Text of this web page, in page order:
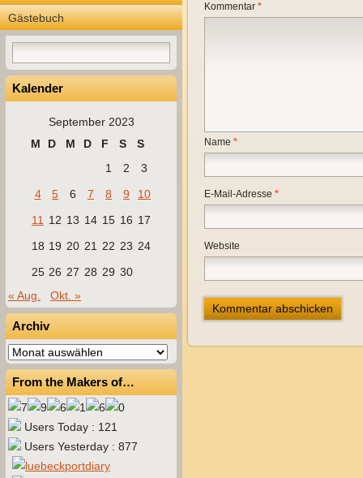
Gästebuch
Kalender
September 2023
M
D M D F S
S
1
2
3
4
5 6 7 8 9
10
11
12 13 14 15 16 17
18 19 20 21 22 23 24
25 26 27 28 29 30
« Aug.
Okt. »
Archiv
Archiv
From the Makers of…
Users Today : 121
Users Yesterday : 877
Kommentar *
Name *
E-Mail-Adresse *
Website